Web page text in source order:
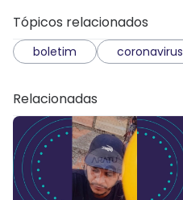
Tópicos relacionados
boletim coronavirus
Relacionadas